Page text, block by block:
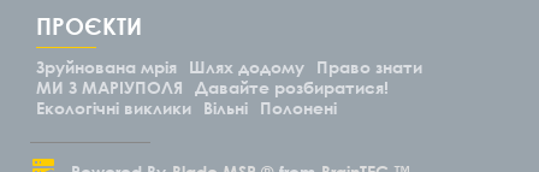
ПРОЄКТИ
Зруйнована мрія Шлях додому
Право знати
МИ З МАРІУПОЛЯ
Давайте розбиратися!
Екологічні виклики
Вільні Полонені